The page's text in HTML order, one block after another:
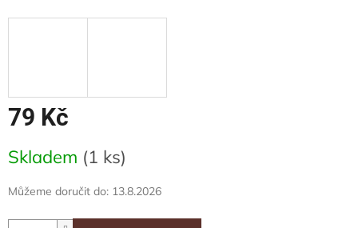
79 Kč
cena:
Skladem (1 ks)
Můžeme doručit do: 13.8.2026